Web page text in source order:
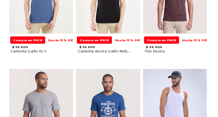
Compra en PACK Hasta 15% Off
$ 29.900
Camiseta Cuello En V
Compra en PACK Hasta 15% Off
$ 29.900
Camiseta Basica Cuello Redondo
Compra en PACK Hasta 15% Off
$ 49.900
Polo Basica